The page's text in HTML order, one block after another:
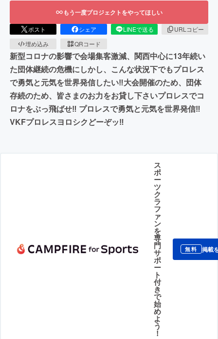
もう一度プロジェクトをやってほしい
ポスト シェア LINEで送る
URLコピー
埋め込み
QRコード
新型コロナの影響で会場集客激減、関西中心に13年続い
た団体継続の危機にしかし、こんな状況下でもプロレス
で勇気と元気を世界発信したい‼大会開催のため、団体
存続のため、皆さまのお力をお貸し下さいプロレスでコ
ロナをぶっ飛ばせ‼ プロレスで勇気と元気を世界発信‼
VKFプロレスヨロシクどーぞッ‼
ス
ポ
ー
ツ
ク
ラ
フ
ァ
ン
を
専
門
サ
ポ
ー
ト
付
き
で
始
め
よ
う
！
無料 掲載